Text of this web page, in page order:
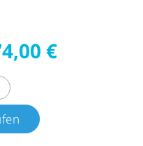
€